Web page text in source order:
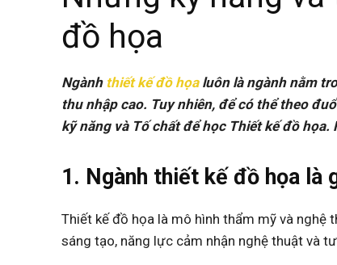
đồ họa
Ngành thiết kế đồ họaluôn là ngành nằm
thu nhập cao. Tuy nhiên, để có thể theo
kỹ năng và Tố chất để học Thiết kế đồ họa.
1. Ngành thiết kế đồ họa là
Thiết kế đồ họa là mô hình thẩm mỹ và
sáng tạo, năng lực cảm nhận nghệ thuật và